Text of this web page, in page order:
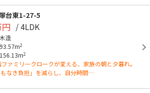
台東1-27-5
/ 4LDK
木造
93.57m2
156.13m2
ァミリークロークが変える、家族の朝と夕暮れ。
なき負担」を減らし、自分時間…